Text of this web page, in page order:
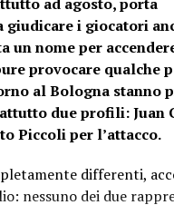
fontana di Trevi.
poi di visitare
Birmingham.
per il “Forza
in Eurovisione.
le notizie su Telegram!
giudicare i giocatori
un nome per
provocare qualche
al Bologna stanno
due profili: Juan
Piccoli per l’attacco.
differenti,
nessuno dei due